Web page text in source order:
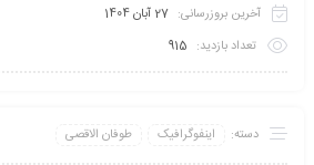
آخرین بروزرسانی: 27 آبان 1404
تعداد بازدید: 915
دسته: اینفو‌گرافیک طوفان الاقصی